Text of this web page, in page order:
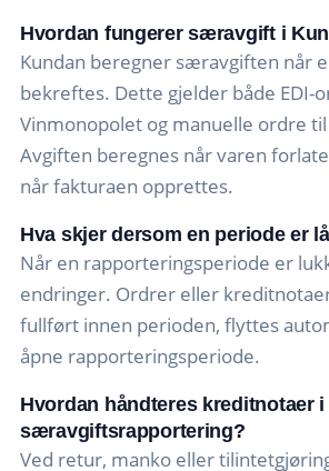
Hvordan fungerer særavgift i
Kundan beregner særavgiften når
bekreftes. Dette gjelder både EDI-
Vinmonopolet og manuelle ordre
Avgiften beregnes når varen
når fakturaen opprettes.
Hva skjer dersom en periode er
Når en rapporteringsperiode er
endringer. Ordrer eller
fullført innen perioden, flyttes
åpne rapporteringsperiode.
Hvordan håndteres kreditnotaer i
særavgiftsrapportering?
Ved retur, manko eller